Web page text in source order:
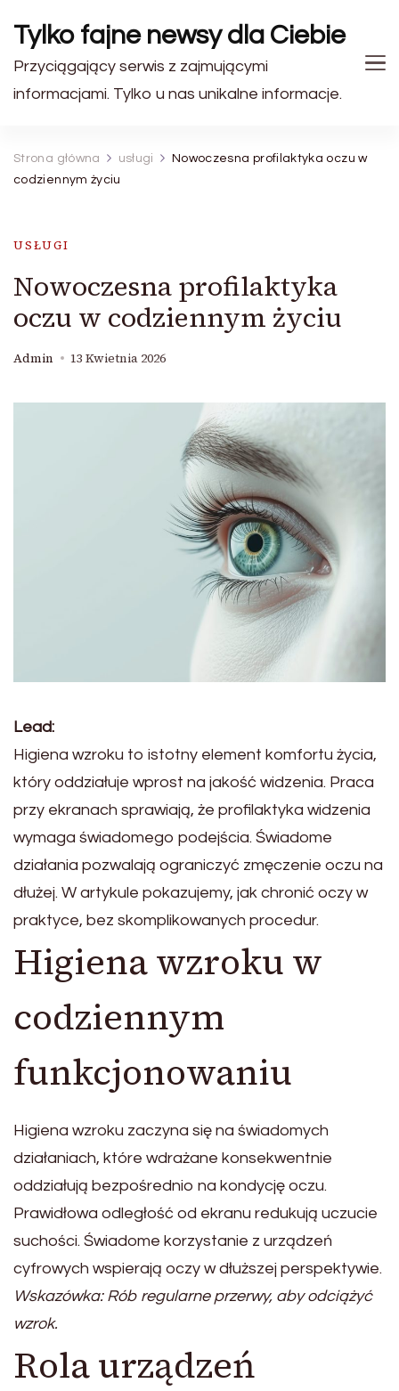
Tylko fajne newsy dla Ciebie
Przyciągający serwis z zajmującymi
informacjami. Tylko u nas unikalne informacje.
Strona główna usługi
Nowoczesna profilaktyka oczu w
codziennym życiu
USŁUGI
Nowoczesna profilaktyka
oczu w codziennym życiu
Admin 13 Kwietnia 2026
Lead:
Higiena wzroku to istotny element komfortu życia,
który oddziałuje wprost na jakość widzenia. Praca
przy ekranach sprawiają, że profilaktyka widzenia
wymaga świadomego podejścia. Świadome
działania pozwalają ograniczyć zmęczenie oczu na
dłużej. W artykule pokazujemy, jak chronić oczy w
praktyce, bez skomplikowanych procedur.
Higiena wzroku w
codziennym
funkcjonowaniu
Higiena wzroku zaczyna się na świadomych
działaniach, które wdrażane konsekwentnie
oddziałują bezpośrednio na kondycję oczu.
Prawidłowa odległość od ekranu redukują uczucie
suchości. Świadome korzystanie z urządzeń
cyfrowych wspierają oczy w dłuższej perspektywie.
Wskazówka: Rób regularne przerwy, aby odciążyć
wzrok.
Rola urządzeń